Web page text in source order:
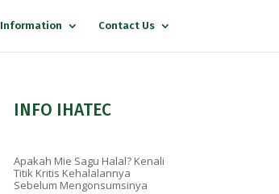
Information Contact Us
INFO IHATEC
Apakah Mie Sagu Halal? Kenali
Titik Kritis Kehalalannya
Sebelum Mengonsumsinya